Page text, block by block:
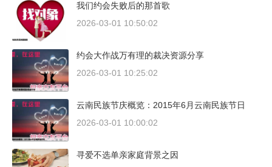
我们约会失败后的那首歌
2026-03-01 10:50:02
约会大作战万有理的裁决资源分享
2026-03-01 10:25:02
云南民族节庆概览：2015年6月云南民族节日
2026-03-01 10:00:02
寻爱不选单亲家庭背景之因